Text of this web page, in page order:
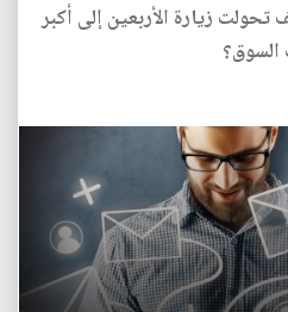
زيارة الأربعين إلى أكبر